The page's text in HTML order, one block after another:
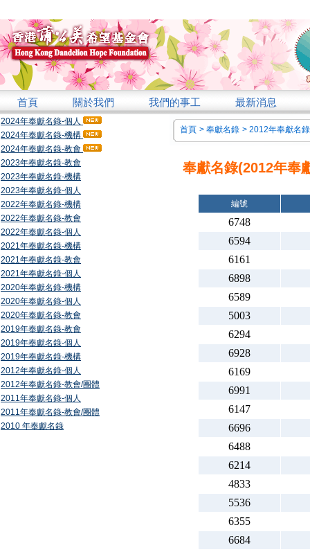
首頁 關於我們 我們的事工 最新消息
2024年奉獻名錄-個人
2024年奉獻名錄-機構
2024年奉獻名錄-教會
2023年奉獻名錄-教會
2023年奉獻名錄-機構
2023年奉獻名錄-個人
2022年奉獻名錄-機構
2022年奉獻名錄-教會
2022年奉獻名錄-個人
2021年奉獻名錄-機構
2021年奉獻名錄-教會
2021年奉獻名錄-個人
2020年奉獻名錄-機構
2020年奉獻名錄-個人
2020年奉獻名錄-教會
2019年奉獻名錄-教會
2019年奉獻名錄-個人
2019年奉獻名錄-機構
2012年奉獻名錄-個人
2012年奉獻名錄-教會/團體
2011年奉獻名錄-個人
2011年奉獻名錄-教會/團體
2010 年奉獻名錄
首頁 > 奉獻名錄 > 2012年奉獻名
奉獻名錄(2012年奉
編號
6748
6594
6161
6898
6589
5003
6294
6928
6169
6991
6147
6696
6488
6214
4833
5536
6355
6684